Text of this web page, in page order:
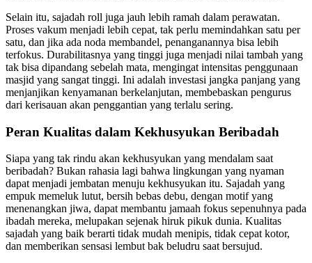
Selain itu, sajadah roll juga jauh lebih ramah dalam perawatan.
Proses vakum menjadi lebih cepat, tak perlu memindahkan satu per
satu, dan jika ada noda membandel, penanganannya bisa lebih
terfokus. Durabilitasnya yang tinggi juga menjadi nilai tambah yang
tak bisa dipandang sebelah mata, mengingat intensitas penggunaan
masjid yang sangat tinggi. Ini adalah investasi jangka panjang yang
menjanjikan kenyamanan berkelanjutan, membebaskan pengurus
dari kerisauan akan penggantian yang terlalu sering.
Peran Kualitas dalam Kekhusyukan Beribadah
Siapa yang tak rindu akan kekhusyukan yang mendalam saat
beribadah? Bukan rahasia lagi bahwa lingkungan yang nyaman
dapat menjadi jembatan menuju kekhusyukan itu. Sajadah yang
empuk memeluk lutut, bersih bebas debu, dengan motif yang
menenangkan jiwa, dapat membantu jamaah fokus sepenuhnya pada
ibadah mereka, melupakan sejenak hiruk pikuk dunia. Kualitas
sajadah yang baik berarti tidak mudah menipis, tidak cepat kotor,
dan memberikan sensasi lembut bak beludru saat bersujud.